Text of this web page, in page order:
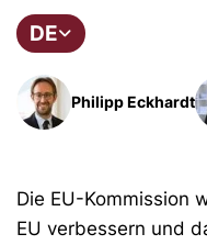
DE
Philipp Eckhardt
Die EU-Kommission
EU verbessern und